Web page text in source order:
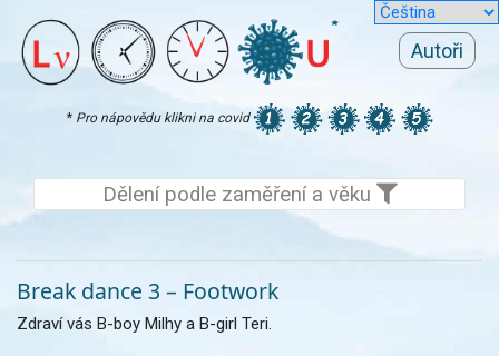
Autoři
* Pro nápovědu klikni na covid
Dělení podle zaměření a věku
Break dance 3 – Footwork
Zdraví vás B-boy Milhy a B-girl Teri.